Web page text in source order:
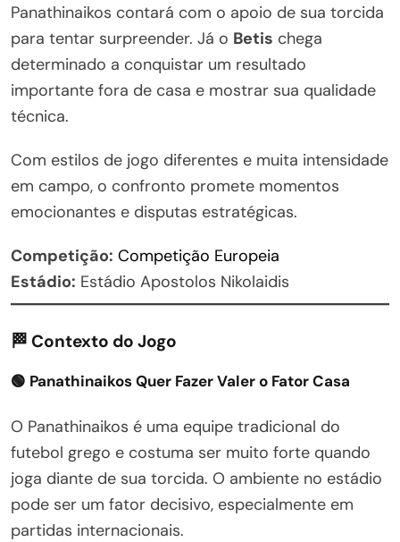
Panathinaikos contará com o apoio de sua torcida
para tentar surpreender. Já o Betis chega
determinado a conquistar um resultado
importante fora de casa e mostrar sua qualidade
técnica.
Com estilos de jogo diferentes e muita intensidade
em campo, o confronto promete momentos
emocionantes e disputas estratégicas.
Competição: Competição Europeia
Estádio: Estádio Apostolos Nikolaidis
🏁 Contexto do Jogo
🟢 Panathinaikos Quer Fazer Valer o Fator Casa
O Panathinaikos é uma equipe tradicional do
futebol grego e costuma ser muito forte quando
joga diante de sua torcida. O ambiente no estádio
pode ser um fator decisivo, especialmente em
partidas internacionais.